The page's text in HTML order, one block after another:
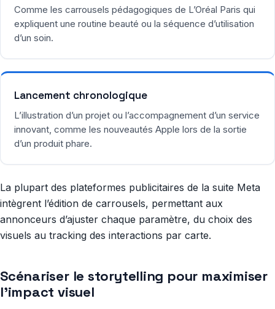
Comme les carrousels pédagogiques de L’Oréal Paris qui
expliquent une routine beauté ou la séquence d’utilisation
d’un soin.
Lancement chronologique
L’illustration d’un projet ou l’accompagnement d’un service
innovant, comme les nouveautés Apple lors de la sortie
d’un produit phare.
La plupart des plateformes publicitaires de la suite Meta
intègrent l’édition de carrousels, permettant aux
annonceurs d’ajuster chaque paramètre, du choix des
visuels au tracking des interactions par carte.
Scénariser le storytelling pour maximiser
l’impact visuel